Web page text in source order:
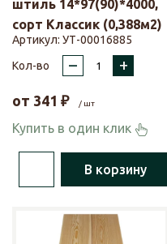
штиль 14*97(90)*4000,
сорт Классик (0,388м2)
Артикул: УТ-00016885
Кол-во
– +
от 341 ₽ / шт
Купить в один клик
В корзину